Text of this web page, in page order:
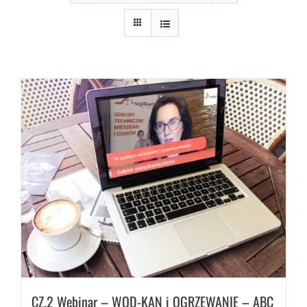
CZ.2 Webinar – WOD-KAN i OGRZEWANIE – ABC